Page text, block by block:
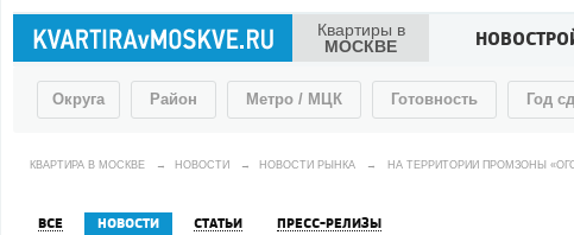
Квартиры в
МОСКВЕ
Округа Район Метро / МЦК Готовность Год
КВАРТИРА В МОСКВЕ → НОВОСТИ → НОВОСТИ РЫНКА → НА ТЕРРИТОРИИ ПРОМЗОНЫ
ВСЕ НОВОСТИ СТАТЬИ ПРЕСС-РЕЛИЗЫ